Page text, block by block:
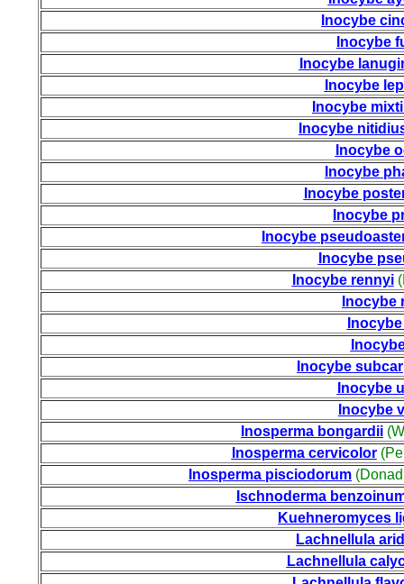
Inocybe
Inocybe
Inocybe
Inocybe
Inocybe
Inocybe
Inocybe
Inocybe
Inocybe
Inocybe
Inocybe
Inocybe
Inocybe rennyi
Inocybe
Inocybe
Inocybe
Inocybe
Inosperma bongardii
Inosperma cervicolor
Inosperma pisciodorum
Ischnoderma
Kuehneromyces
Lachnellula
Lachnellula